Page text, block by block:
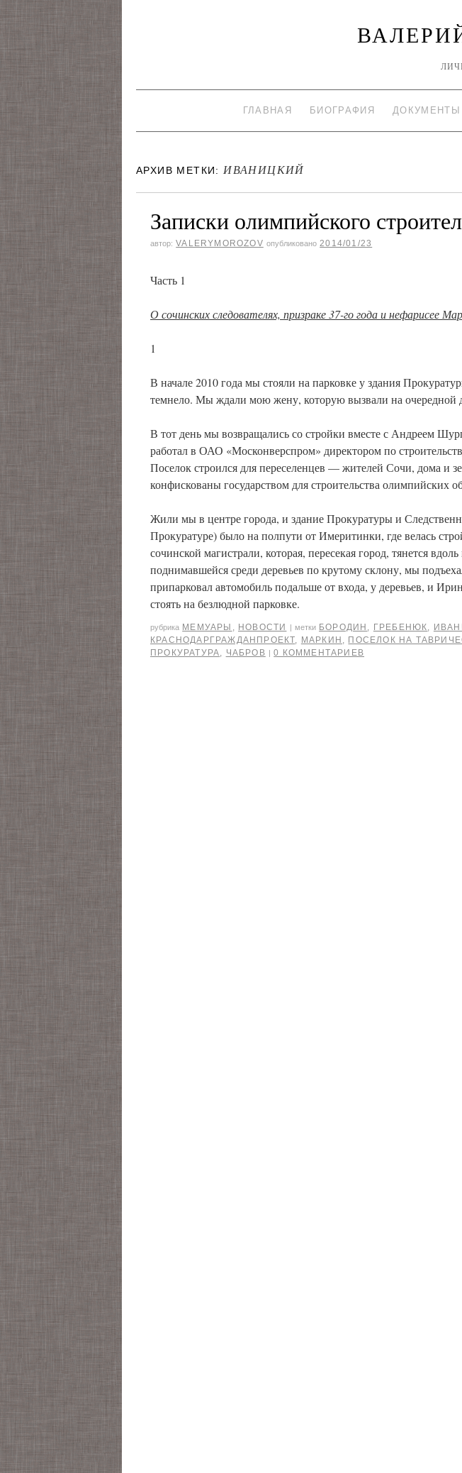
ГЛАВНАЯ БИОГРАФИЯ ДОКУМЕНТЫ
АРХИВ МЕТКИ: ИВАНИЦКИЙ
Записки олимпийского
автор: VALERYMOROZOV опубликовано 2014/01/23
Часть 1
О сочинских следователях, призраке 37-го года и нефарисее
1
В начале 2010 года мы стояли на парковке у здания
темнело. Мы ждали мою жену, которую вызвали на очередной
В тот день мы возвращались со стройки вместе с Андреем
работал в ОАО «Москонверспром» директором по
Поселок строился для переселенцев — жителей Сочи, дома и
конфискованы государством для строительства олимпийских
Жили мы в центре города, и здание Прокуратуры и
Прокуратуре) было на полпути от Имеритинки, где велась
сочинской магистрали, которая, пересекая город, тянется
поднимавшейся среди деревьев по крутому склону, мы
припарковал автомобиль подальше от входа, у деревьев, и
стоять на безлюдной парковке.
рубрика МЕМУАРЫ , НОВОСТИ | метки БОРОДИН , ГРЕБЕНЮК,
КРАСНОДАРГРАЖДАНПРОЕКТ, МАРКИН , ПОСЕЛОК НА
ПРОКУРАТУРА, ЧАБРОВ | 0 КОММЕНТАРИЕВ